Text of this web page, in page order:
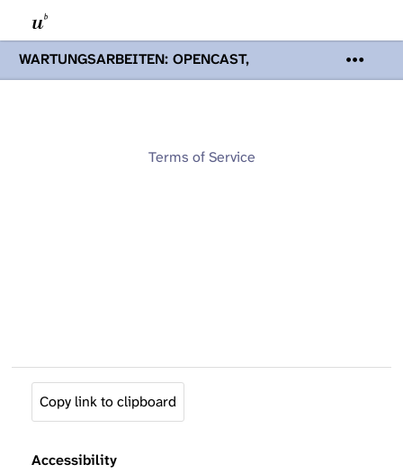
WARTUNGSARBEITEN: OPENCAST,
PODCASTS & TOBIRA
Mi 19. August
Opencast-Videos und Tobira nicht zur
Terms of Service
Copy link to clipboard
Accessibility